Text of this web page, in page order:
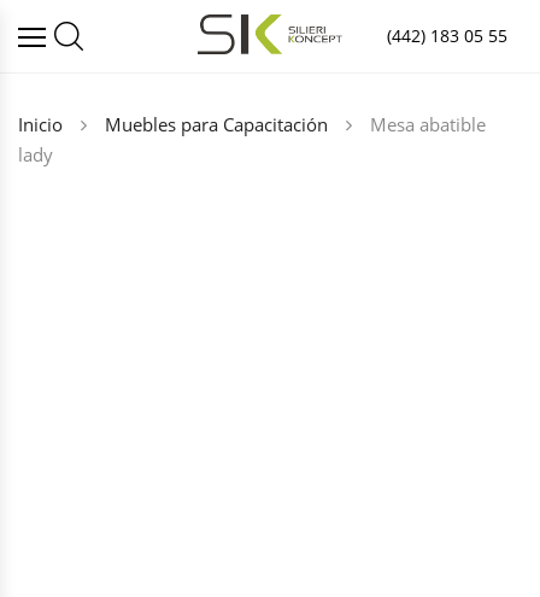
(442) 183 05 55
Inicio Muebles para Capacitación
Mesa abatible
lady